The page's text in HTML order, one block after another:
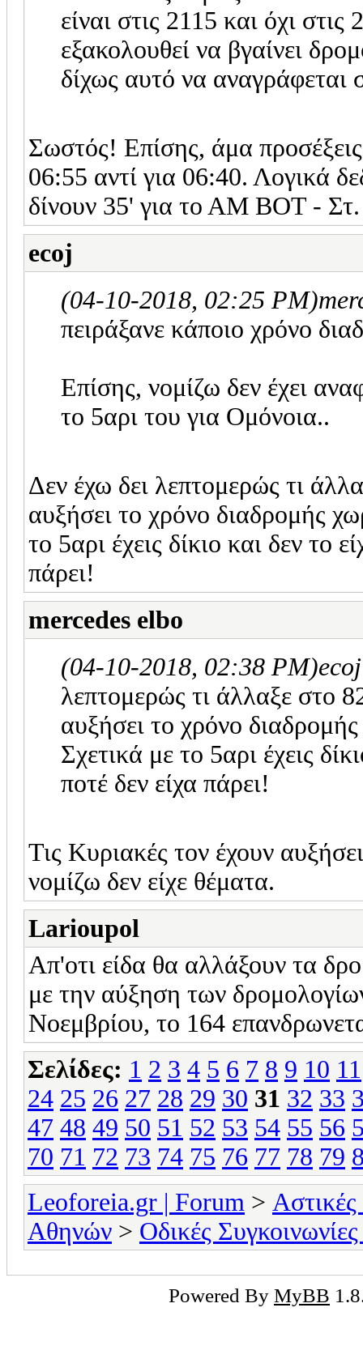
είναι στις 2115 και όχι
εξακολουθεί να βγαίνει
δίχως αυτό να αναγράφεται
Σωστός! Επίσης, άμα προσέξεις
06:55 αντί για 06:40. Λογικά
δίνουν 35' για το ΑΜ ΒΟΤ -
ecoj
(04-10-2018, 02:25 PM)
πειράξανε κάποιο χρόνο
Επίσης, νομίζω δεν έχει
το 5αρι του για Ομόνοια..
Δεν έχω δει λεπτομερώς τι
αυξήσει το χρόνο διαδρομής
το 5αρι έχεις δίκιο και δεν το
πάρει!
mercedes elbo
(04-10-2018, 02:38 PM)
λεπτομερώς τι άλλαξε στο
αυξήσει το χρόνο
Σχετικά με το 5αρι έχεις
ποτέ δεν είχα πάρει!
Τις Κυριακές τον έχουν
νομίζω δεν είχε θέματα.
Larioupol
Απ'οτι είδα θα αλλάξουν τα
με την αύξηση των
Νοεμβρίου, το 164
Σελίδες: 1 2 3 4 5 6 7 8 9 10 11
24 25 26 27 28 29 30 31 32 33
47 48 49 50 51 52 53 54 55 56
70 71 72 73 74 75 76 77 78 79
Leoforeia.gr | Forum >
Αθηνών > Οδικές
Powered By MyBB